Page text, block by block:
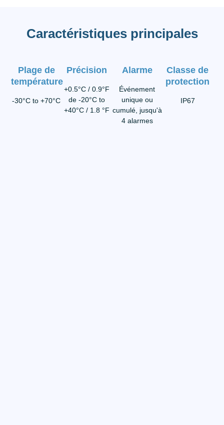
Caractéristiques principales
Plage de
température
-30°C to +70°C
Précision
+0.5°C / 0.9°F
de -20°C to
+40°C / 1.8 °F
Alarme
Événement
unique ou
cumulé, jusqu'à
4 alarmes
Classe de
protection
IP67